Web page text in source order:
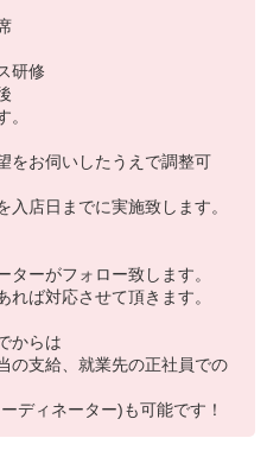
研修
をお伺いしたうえで調整可
入店日までに実施致します。
ーがフォロー致します。
ば対応させて頂きます。
からは
の支給、就業先の正社員での
ディネーター)も可能です！